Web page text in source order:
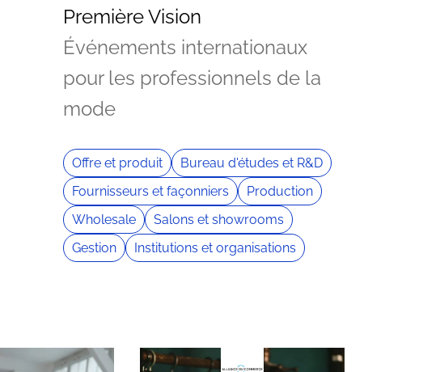
Première Vision
Événements internationaux
pour les professionnels de la
mode
Offre et produit
Bureau d'études et R&D
Fournisseurs et façonniers
Production
Wholesale
Salons et showrooms
Gestion
Institutions et organisations